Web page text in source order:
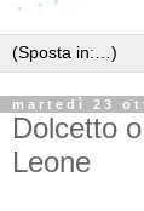
martedì 23
Dolcetto
Leone